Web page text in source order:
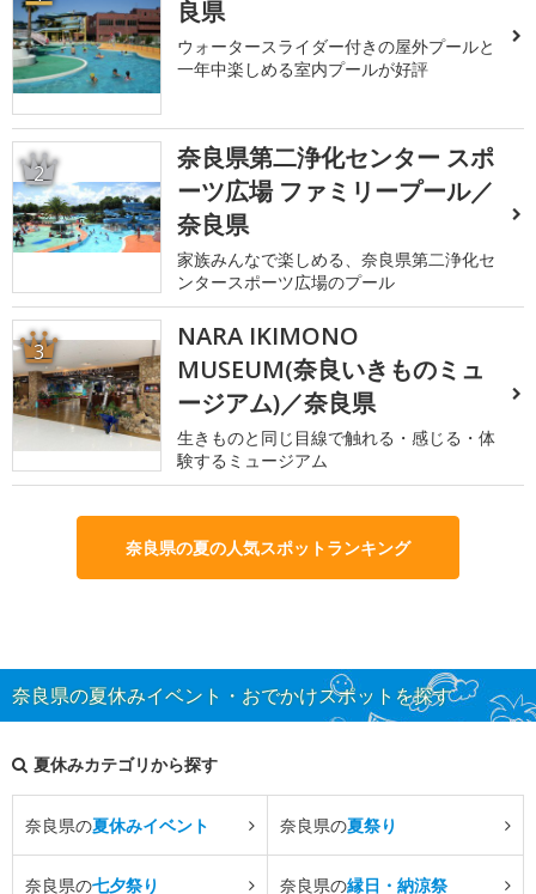
良県
ウォータースライダー付きの屋外プールと
一年中楽しめる室内プールが好評
2
奈良県第二浄化センター スポ
ーツ広場 ファミリープール／
奈良県
家族みんなで楽しめる、奈良県第二浄化セ
ンタースポーツ広場のプール
3
NARA IKIMONO
MUSEUM(奈良いきものミュ
ージアム)／奈良県
生きものと同じ目線で触れる・感じる・体
験するミュージアム
奈良県の夏の人気スポットランキング
奈良県の夏休みイベント・おでかけスポットを探す
夏休みカテゴリから探す
奈良県の夏休みイベント 奈良県の夏祭り
奈良県の七夕祭り 奈良県の縁日・納涼祭